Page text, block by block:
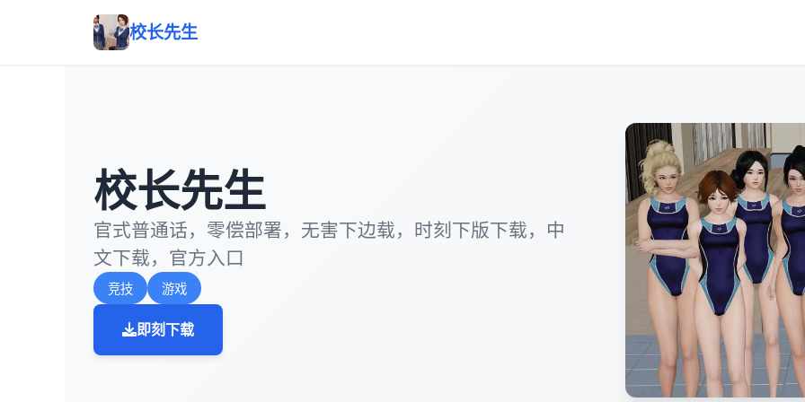
校长先生
校长先生
官式普通话，零偿部署，无害下边载，时刻下版下载，中
文下载，官方入口
竞技 游戏
即刻下载